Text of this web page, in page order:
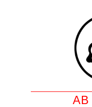
AB